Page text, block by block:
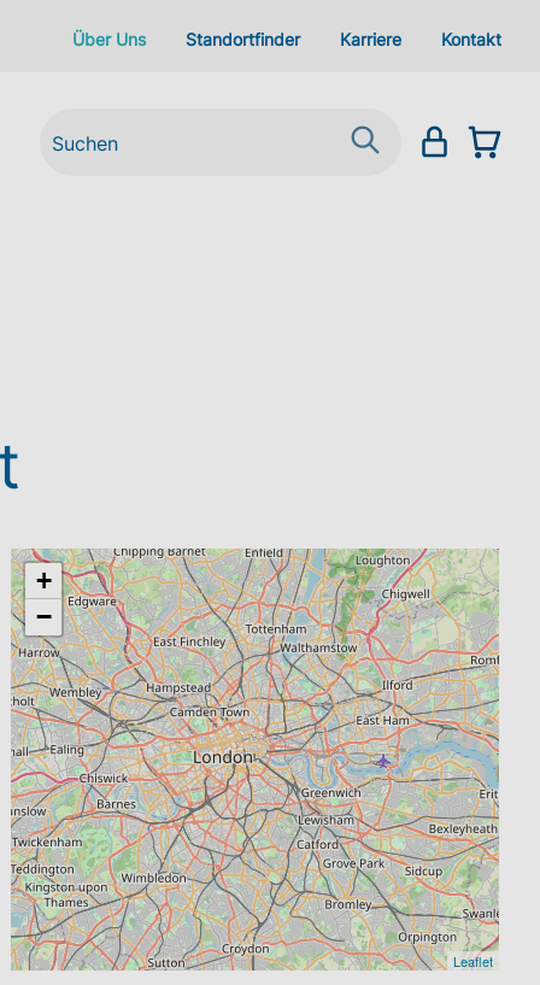
Über Uns Standortfinder Karriere Kontakt
+
−
Leaflet